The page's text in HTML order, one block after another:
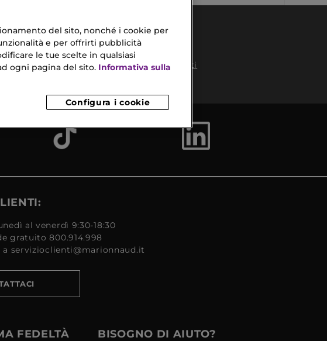
Reso
Pagamenti
al venerdì 9:30-18:30
gratuito 800.914.998
servizioclienti@marionnaud.it
FEDELTÀ BISOGNO DI AIUTO?
del sito, nonché i cookie per
e per offrirti pubblicità
le tue scelte in qualsiasi
ogni pagina del sito. Informativa sulla
Configura i cookie